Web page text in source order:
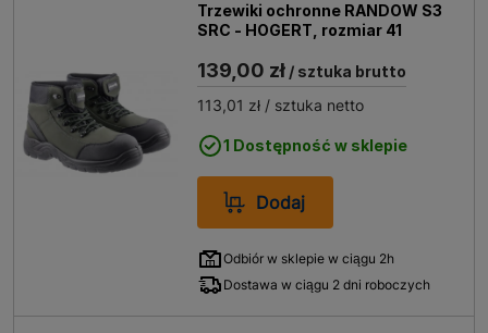
Trzewiki ochronne RANDOW S3
SRC - HOGERT, rozmiar 41
139,00 zł / sztuka brutto
113,01 zł / sztuka netto
1 Dostępność w sklepie
Dodaj
Odbiór w sklepie w ciągu 2h
Dostawa w ciągu 2 dni roboczych